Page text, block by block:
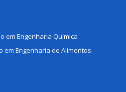
em Engenharia Química
em Engenharia de Alimentos